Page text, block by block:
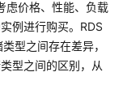
虑价格、性能、负载
例进行购买。RDS
型之间存在差异，
型之间的区别，从